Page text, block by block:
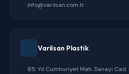
info@varilsan.com.tr
Varilsan Plastik
85. Yıl Cumhuriyet Mah. Sanayi